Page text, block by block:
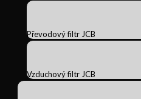
Převodový filtr JCB
Vzduchový filtr JCB